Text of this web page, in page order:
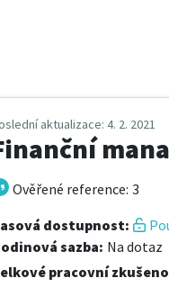
aktualizace: 4. 2. 2021
Ověřené reference: 3
dostupnost:
sazba: Na dotaz
pracovní